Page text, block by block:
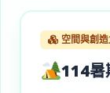
空間與創
114暑